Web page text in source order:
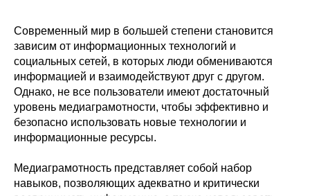
Современный мир в большей степени становится
зависим от информационных технологий и
социальных сетей, в которых люди обмениваются
информацией и взаимодействуют друг с другом.
Однако, не все пользователи имеют достаточный
уровень медиаграмотности, чтобы эффективно и
безопасно использовать новые технологии и
информационные ресурсы.
Медиаграмотность представляет собой набор
навыков, позволяющих адекватно и критически